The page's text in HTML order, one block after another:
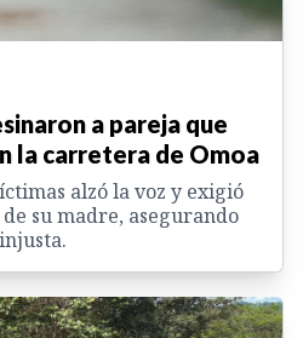
a pareja que
la carretera de Omoa
alzó la voz y exigió
su madre, asegurando